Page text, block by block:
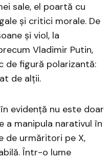
sale, el poartă cu
și critici morale. De
și viol, la
Vladimir Putin,
de figură polarizantă:
de alții.
evidență nu este doar
a manipula narativul în
de urmăritori pe X,
Într-o lume